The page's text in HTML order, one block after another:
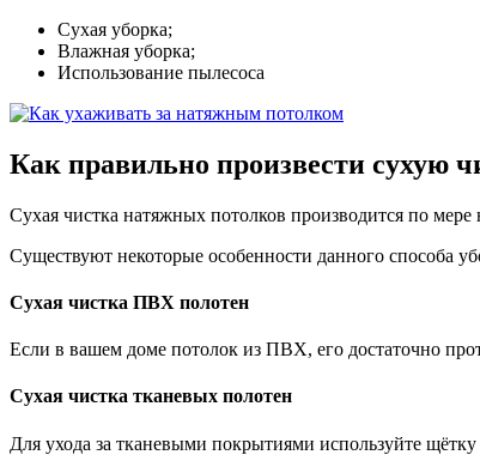
Сухая уборка;
Влажная уборка;
Использование пылесоса
Как правильно произвести сухую
Сухая чистка натяжных потолков производится по мере
Существуют некоторые особенности данного способа
Сухая чистка ПВХ полотен
Если в вашем доме потолок из ПВХ, его достаточно
Сухая чистка тканевых полотен
Для ухода за тканевыми покрытиями используйте